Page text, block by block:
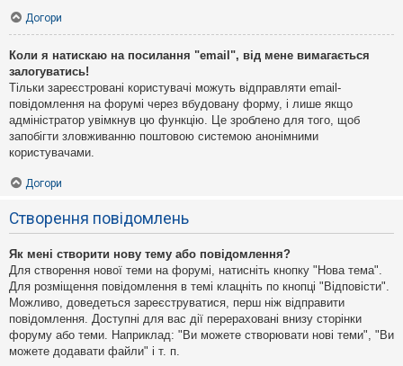
Догори
Коли я натискаю на посилання "email", від мене вимагається
залогуватись!
Тільки зареєстровані користувачі можуть відправляти email-
повідомлення на форумі через вбудовану форму, і лише якщо
адміністратор увімкнув цю функцію. Це зроблено для того, щоб
запобігти зловживанню поштовою системою анонімними
користувачами.
Догори
Створення повідомлень
Як мені створити нову тему або повідомлення?
Для створення нової теми на форумі, натисніть кнопку "Нова тема".
Для розміщення повідомлення в темі клацніть по кнопці "Відповісти".
Можливо, доведеться зареєструватися, перш ніж відправити
повідомлення. Доступні для вас дії перераховані внизу сторінки
форуму або теми. Наприклад: "Ви можете створювати нові теми", "Ви
можете додавати файли" і т. п.